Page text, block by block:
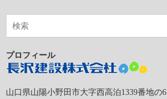
プロフィール
山口県山陽小野田市大字西高泊1339番地の6